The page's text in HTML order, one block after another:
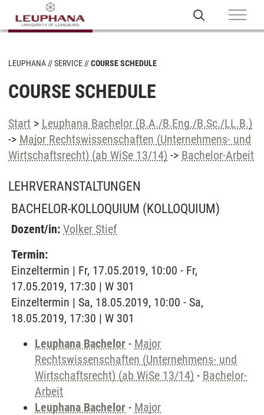
LEUPHANA SERVICE COURSE SCHEDULE
COURSE SCHEDULE
Start > Leuphana Bachelor (B.A./B.Eng./B.Sc./LL.B.)
-> Major Rechtswissenschaften (Unternehmens- und
Wirtschaftsrecht) (ab WiSe 13/14) -> Bachelor-Arbeit
LEHRVERANSTALTUNGEN
BACHELOR-KOLLOQUIUM (KOLLOQUIUM)
Dozent/in: Volker Stief
Termin:
Einzeltermin | Fr, 17.05.2019, 10:00 - Fr,
17.05.2019, 17:30 | W 301
Einzeltermin | Sa, 18.05.2019, 10:00 - Sa,
18.05.2019, 17:30 | W 301
Leuphana Bachelor - Major
Rechtswissenschaften (Unternehmens- und
Wirtschaftsrecht) (ab WiSe 13/14) - Bachelor-
Arbeit
Leuphana Bachelor - Major